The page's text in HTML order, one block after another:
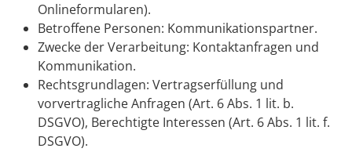
Onlineformularen).
Betroffene Personen: Kommunikationspartner.
Zwecke der Verarbeitung: Kontaktanfragen und
Kommunikation.
Rechtsgrundlagen: Vertragserfüllung und
vorvertragliche Anfragen (Art. 6 Abs. 1 lit. b.
DSGVO), Berechtigte Interessen (Art. 6 Abs. 1 lit. f.
DSGVO).